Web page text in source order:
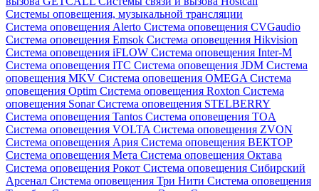
Системы оповещения, музыкальной трансляции
Система оповещения Alerto Система оповещения CVGaudio
Система оповещения Emsok Система оповещения Hikvision
Система оповещения iFLOW Система оповещения Inter-M
Система оповещения ITC Система оповещения JDM Система
оповещения MKV Система оповещения OMEGA Система
оповещения Optim Система оповещения Roxton Система
оповещения SonarСистема оповещения STELBERRY
Система оповещения Tantos Система оповещения TOA
Система оповещения VOLTA Система оповещения ZVON
Система оповещения Ария Система оповещения ВЕКТОР
Система оповещения Мета Система оповещения Октава
Система оповещения Рокот Система оповещения Сибирский
Арсенал Система оповещения Три Нити Система оповещения